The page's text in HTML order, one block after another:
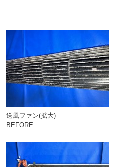
送風ファン(拡大)
BEFORE